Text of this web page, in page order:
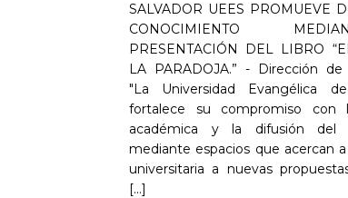
SALVADOR UEES PROMUEVE
CONOCIMIENTO
PRESENTACIÓN DEL LIBRO
LA PARADOJA.” - Dirección de
"La Universidad Evangélica
fortalece su compromiso con
académica y la difusión del
mediante espacios que acercan
universitaria a nuevas
[...]